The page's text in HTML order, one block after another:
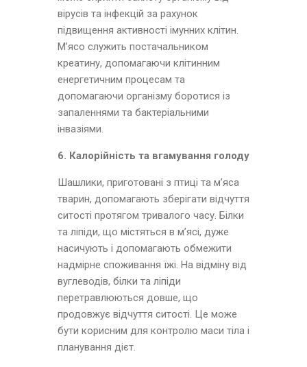
вірусів та інфекцій за рахунок
підвищення активності імунних клітин.
М’ясо служить постачальником
креатину, допомагаючи клітинним
енергетичним процесам та
допомагаючи організму боротися із
запаленнями та бактеріальними
інвазіями.
6. Калорійність та вгамування голоду
Шашлики, приготовані з птиці та м’яса
тварин, допомагають зберігати відчуття
ситості протягом тривалого часу. Білки
та ліпіди, що містяться в м’ясі, дуже
насичують і допомагають обмежити
надмірне споживання їжі. На відміну від
вуглеводів, білки та ліпіди
перетравлюються довше, що
продовжує відчуття ситості. Це може
бути корисним для контролю маси тіла і
планування дієт.